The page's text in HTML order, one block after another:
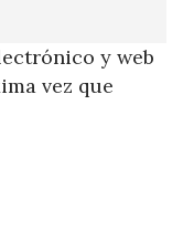
y web
vez que